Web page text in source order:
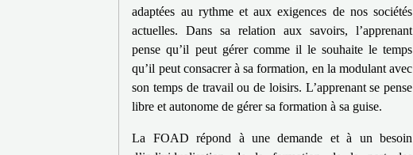
adaptées au rythme et aux exigences de nos sociétés
actuelles. Dans sa relation aux savoirs, l’apprenant
pense qu’il peut gérer comme il le souhaite le temps
qu’il peut consacrer à sa formation, en la modulant avec
son temps de travail ou de loisirs. L’apprenant se pense
libre et autonome de gérer sa formation à sa guise.
La FOAD répond à une demande et à un besoin